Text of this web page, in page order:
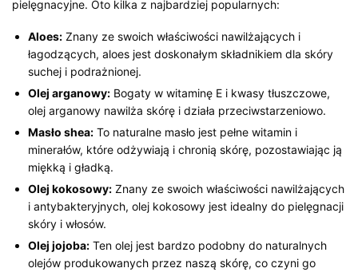
pielęgnacyjne. Oto kilka z najbardziej popularnych:
Aloes: Znany ze swoich właściwości nawilżających i
łagodzących, aloes jest doskonałym składnikiem dla skóry
suchej i podrażnionej.
Olej arganowy: Bogaty w witaminę E i kwasy tłuszczowe,
olej arganowy nawilża skórę i działa przeciwstarzeniowo.
Masło shea: To naturalne masło jest pełne witamin i
minerałów, które odżywiają i chronią skórę, pozostawiając ją
miękką i gładką.
Olej kokosowy: Znany ze swoich właściwości nawilżających
i antybakteryjnych, olej kokosowy jest idealny do pielęgnacji
skóry i włosów.
Olej jojoba: Ten olej jest bardzo podobny do naturalnych
olejów produkowanych przez naszą skórę, co czyni go